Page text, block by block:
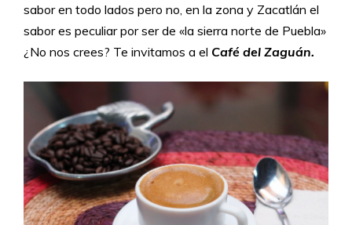
sabor en todo lados pero no, en la zona y Zacatlán el
sabor es peculiar por ser de «la sierra norte de Puebla»
¿No nos crees? Te invitamos a el Café del Zaguán.